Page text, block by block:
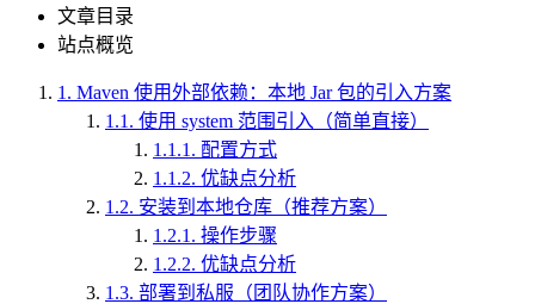
文章目录
站点概览
1. Maven 使用外部依赖：本地 Jar 包的引入方案
1.1. 使用 system 范围引入（简单直接）
1.1.1. 配置方式
1.1.2. 优缺点分析
1.2. 安装到本地仓库（推荐方案）
1.2.1. 操作步骤
1.2.2. 优缺点分析
1.3. 部署到私服（团队协作方案）